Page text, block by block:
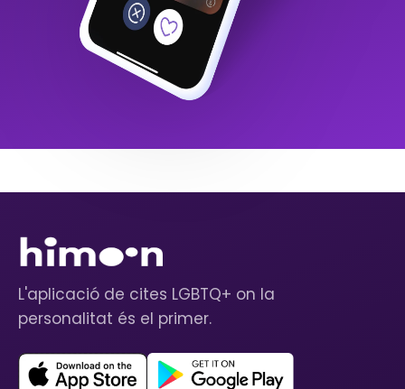
L'aplicació de cites LGBTQ+ on la
personalitat és el primer.